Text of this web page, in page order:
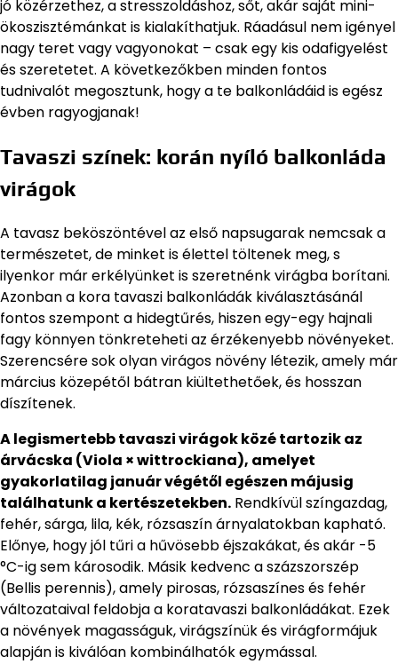
jó közérzethez, a stresszoldáshoz, sőt, akár saját mini-
ökoszisztémánkat is kialakíthatjuk. Ráadásul nem igényel
nagy teret vagy vagyonokat – csak egy kis odafigyelést
és szeretetet. A következőkben minden fontos
tudnivalót megosztunk, hogy a te balkonládáid is egész
évben ragyogjanak!
Tavaszi színek: korán nyíló balkonláda
virágok
A tavasz beköszöntével az első napsugarak nemcsak a
természetet, de minket is élettel töltenek meg, s
ilyenkor már erkélyünket is szeretnénk virágba borítani.
Azonban a kora tavaszi balkonládák kiválasztásánál
fontos szempont a hidegtűrés, hiszen egy-egy hajnali
fagy könnyen tönkreteheti az érzékenyebb növényeket.
Szerencsére sok olyan virágos növény létezik, amely már
március közepétől bátran kiültethetőek, és hosszan
díszítenek.
A legismertebb tavaszi virágok közé tartozik az
árvácska (Viola × wittrockiana), amelyet
gyakorlatilag január végétől egészen májusig
találhatunk a kertészetekben. Rendkívül színgazdag,
fehér, sárga, lila, kék, rózsaszín árnyalatokban kapható.
Előnye, hogy jól tűri a hűvösebb éjszakákat, és akár -5
°C-ig sem károsodik. Másik kedvenc a százszorszép
(Bellis perennis), amely pirosas, rózsaszínes és fehér
változataival feldobja a koratavaszi balkonládákat. Ezek
a növények magasságuk, virágszínük és virágformájuk
alapján is kiválóan kombinálhatók egymással.